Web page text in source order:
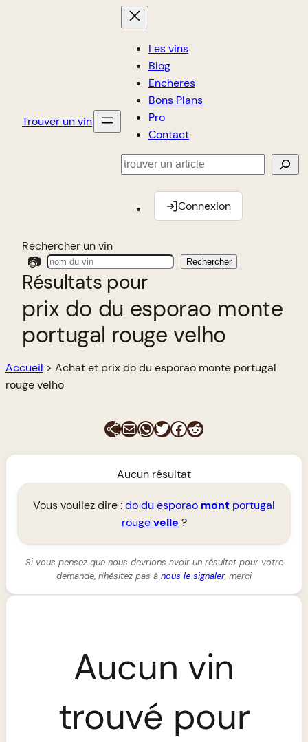
Trouver un vin
Les vins
Blog
Encheres
Bons Plans
Pro
Contact
Rechercher
Connexion
Rechercher un vin
📷 Rechercher
Résultats pour
prix do du esporao monte
portugal rouge velho
Accueil > Achat et prix do du esporao monte portugal
rouge velho
E-mailWhatsApp
Twitter
Facebook
Reddit
Aucun résultat
Vous vouliez dire :do du esporao mont portugal
rougevelle ?
Si vous pensez que nous devrions avoir un résultat pour votre
demande, n'hésitez pas à nous le signaler, merci
Aucun vin
trouvé pour